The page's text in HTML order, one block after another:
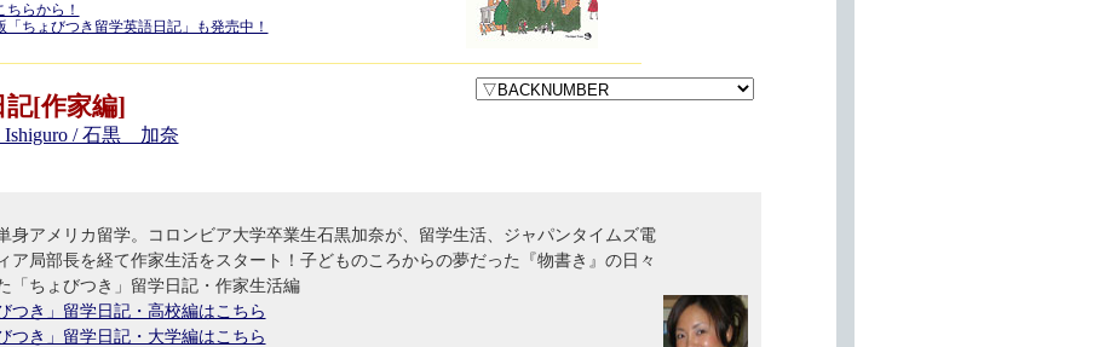
ちらから！
「ちょびつき留学英語日記」も発売中！
記[作家編]
Ishiguro / 石黒 加奈
身アメリカ留学。コロンビア大学卒業生石黒加奈が、留学生活、ジャパンタイムズ電
ア局部長を経て作家生活をスタート！子どものころからの夢だった『物書き』の日々
「ちょびつき」留学日記・作家生活編
つき」留学日記・高校編はこちら
つき」留学日記・大学編はこちら